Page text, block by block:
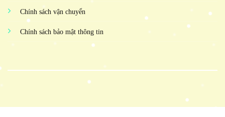
Chính sách vận chuyển
Chính sách bảo mật thông tin